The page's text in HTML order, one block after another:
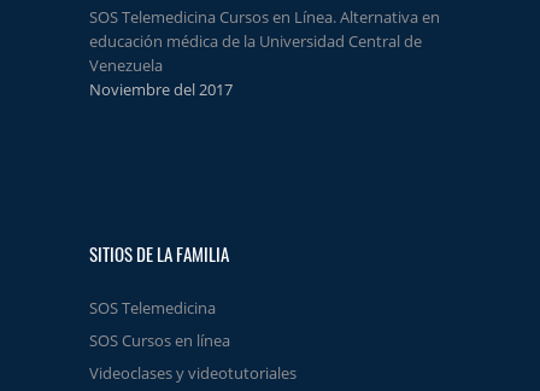
SOS Telemedicina Cursos en Línea. Alternativa en
educación médica de la Universidad Central de
Venezuela
Noviembre del 2017
SITIOS DE LA FAMILIA
SOS Telemedicina
SOS Cursos en línea
Videoclases y videotutoriales